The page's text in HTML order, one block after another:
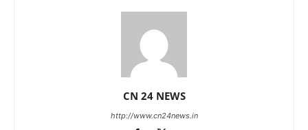
CN 24 NEWS
http://www.cn24news.in